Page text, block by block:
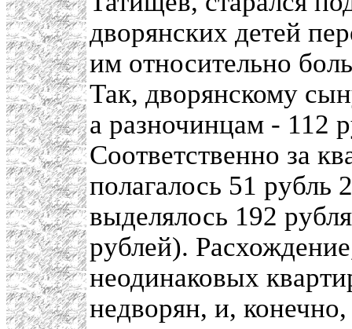
дворянских детей
им относительно
Так, дворянскому
а разночинцам - 112
Соответственно за
полагалось 51 рубль
выделялось 192
рублей).
неодинаковых
недворян, и,